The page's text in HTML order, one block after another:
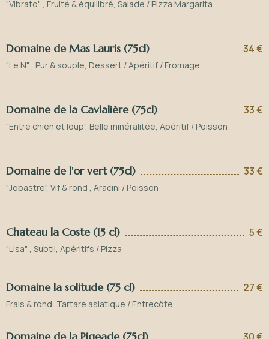
"Vibrato" , Fruité & équilibré, Salade / Pizza Margarita
Domaine de Mas Lauris (75cl) 34 €
"Le N" , Pur & souple, Dessert / Apéritif / Fromage
Domaine de la Cavlalière (75cl) 33 €
"Entre chien et loup", Belle minéralitée, Apéritif / Poisson
Domaine de l'or vert (75cl) 33 €
"Jobastre", Vif & rond , Aracini / Poisson
Chateau la Coste (15 cl) 5 €
"Lisa" , Subtil, Apéritifs / Pizza
Domaine la solitude (75 cl) 27 €
Frais & rond, Tartare asiatique / Entrecôte